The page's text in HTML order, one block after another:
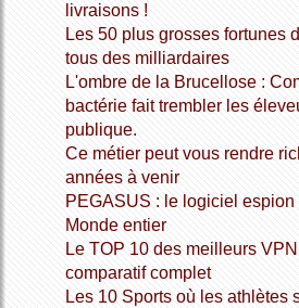
livraisons !
Les 50 plus grosses fortunes de France sont
tous des milliardaires
L'ombre de la Brucellose : Comment une
bactérie fait trembler les
publique.
Ce métier peut vous rendre riche dans les
années à venir
PEGASUS : le logiciel espion qui fait trembler le
Monde entier
Le TOP 10 des meilleurs VPN gratuits :
comparatif complet
Les 10 Sports où les athlètes sont les mieux